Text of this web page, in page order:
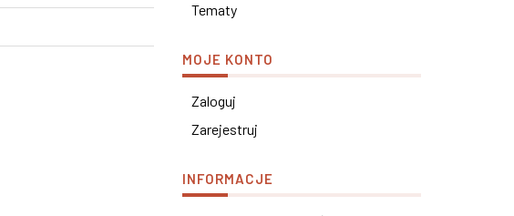
Tematy
MOJE KONTO
Zaloguj
Zarejestruj
INFORMACJE